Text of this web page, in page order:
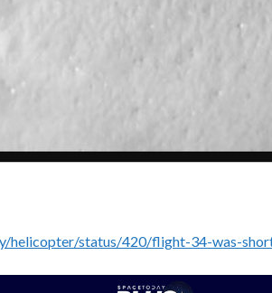
helicopter/status/420/flight-34-was-